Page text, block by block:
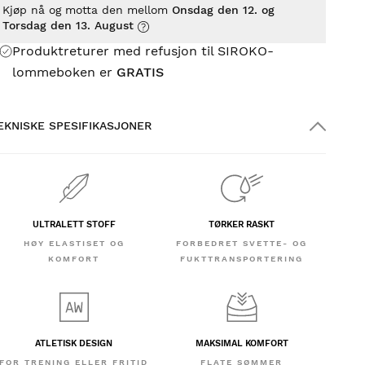
Produktreturer med refusjon til SIROKO-
lommeboken er GRATIS
Kjøp nå og motta den mellomOnsdag den 12. og
Torsdag den 13. August
SPESIFIKASJONER
ULTRALETT STOFF
HØY ELASTISET OG
KOMFORT
TØRKER RASKT
FORBEDRET SVETTE- OG
FUKTTRANSPORTERING
ATLETISK DESIGN
FOR TRENING ELLER FRITID
MAKSIMAL KOMFORT
FLATE SØMMER